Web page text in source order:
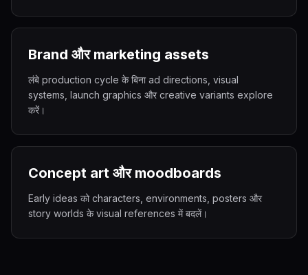
Brand और marketing assets
लंबे production cycle के बिना ad directions, visual
systems, launch graphics और creative variants explore
करें।
Concept art और moodboards
Early ideas को characters, environments, posters और
story worlds के visual references में बदलें।